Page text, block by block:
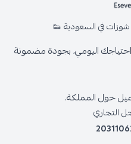
في السعودية 👟
اليومي، بجودة مضمونة
التجاري